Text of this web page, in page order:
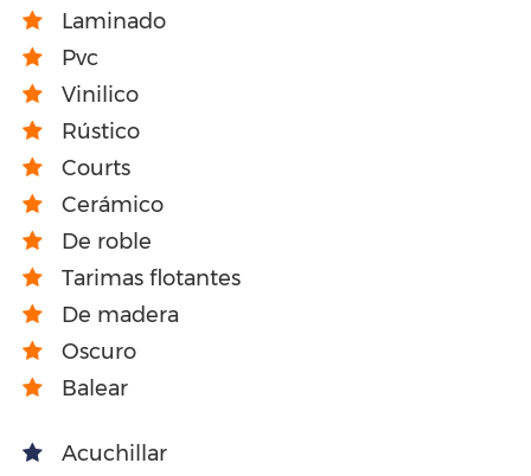
Laminado
Pvc
Vinilico
Rústico
Courts
Cerámico
De roble
Tarimas flotantes
De madera
Oscuro
Balear
Acuchillar